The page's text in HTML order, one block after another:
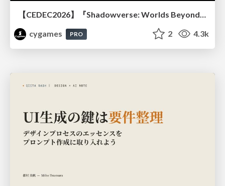
【CEDEC2026】『Shadowverse: Worlds Beyond』続編開発におけるUIデザイン・アニメーション演出の「超進化」 ～継承と挑戦を両立するデザイン手法～
cygames
PRO 2 4.3k